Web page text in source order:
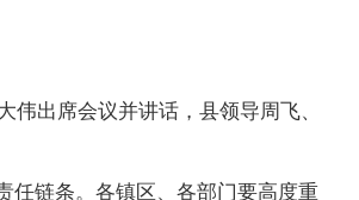
出席会议并讲话，县领导周飞、
任链条。各镇区、各部门要高度重